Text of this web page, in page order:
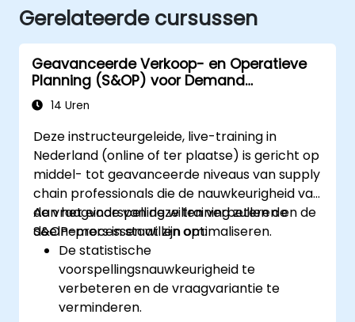
Gerelateerde cursussen
Geavanceerde Verkoop- en Operatieve
Planning (S&OP) voor Demand
Forecasting
14 Uren
Deze instructeurgeleide, live-training in
Nederland (online of ter plaatse) is gericht op
middel- tot geavanceerde niveaus van supply
chain professionals die de nauwkeurigheid van
de vraagvoorspelling willen verbeteren en de
S&OP-processen willen optimaliseren.
Aan het einde van deze training zullen de
deelnemers in staat zijn om:
De statistische
voorspellingsnauwkeurigheid te
verbeteren en de vraagvariantie te
verminderen.